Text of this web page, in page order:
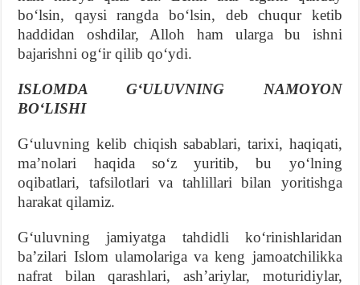
boʻlsin, qaysi rangda boʻlsin, deb chuqur ketib
haddidan oshdilar, Alloh ham ularga bu ishni
bajarishni ogʻir qilib qoʻydi.
ISLOMDA GʻULUVNING NAMOYON
BOʻLISHI
Gʻuluvning kelib chiqish sabablari, tarixi, haqiqati,
maʼnolari haqida soʻz yuritib, bu yoʻlning
oqibatlari, tafsilotlari va tahlillari bilan yoritishga
harakat qilamiz.
Gʻuluvning jamiyatga tahdidli koʻrinishlari­dan
baʼzilari Islom ulamolariga va keng jamoatchilikka
nafrat bilan qarashlari, ashʼariylar, moturidiylar,